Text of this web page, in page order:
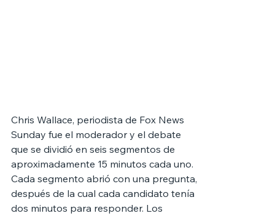
Chris Wallace, periodista de Fox News
Sunday fue el moderador y el debate
que se dividió en seis segmentos de
aproximadamente 15 minutos cada uno.
Cada segmento abrió con una pregunta,
después de la cual cada candidato tenía
dos minutos para responder. Los